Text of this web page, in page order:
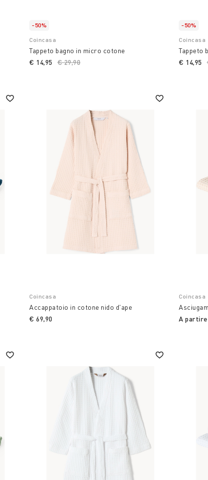
-50%
Coincasa
Tappeto bagno in micro cotone
Price reduced from
€ 29,90
€ 14,95
-50%
Coincasa
Tappeto
€ 14,95
Coincasa
Accappatoio in cotone nido d'ape
€ 69,90
Coincasa
A partire